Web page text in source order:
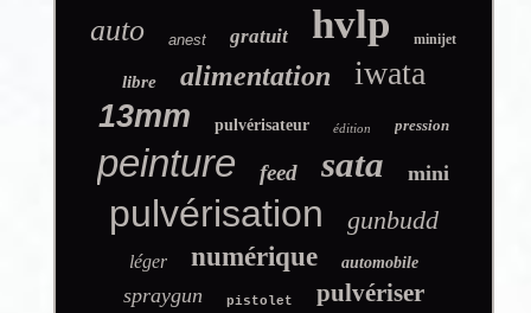
auto anest gratuit hvlp minijet
libre alimentation iwata
13mm pulvérisateur édition pression
peinture feed sata mini
pulvérisation gunbudd
léger numérique automobile
spraygun pistolet pulvériser